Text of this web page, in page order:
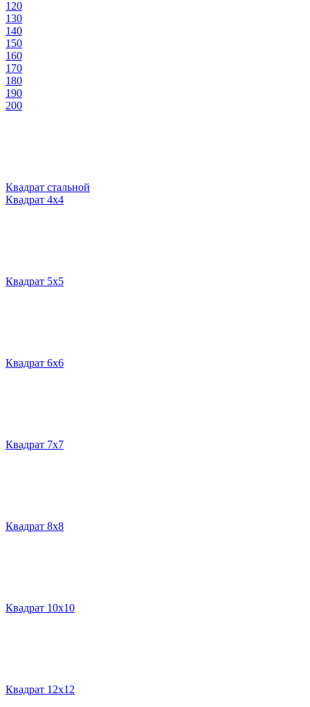
120
130
140
150
160
170
180
190
200
Квадрат стальной
Квадрат 4х4
Квадрат 5х5
Квадрат 6х6
Квадрат 7х7
Квадрат 8х8
Квадрат 10х10
Квадрат 12х12